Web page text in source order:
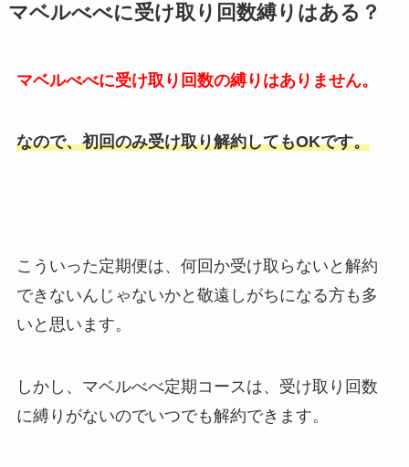
マベルべべに受け取り回数縛りはある？
マベルべべに受け取り回数の縛りはありません。
なので、初回のみ受け取り解約してもOKです。
こういった定期便は、何回か受け取らないと解約
できないんじゃないかと敬遠しがちになる方も多
いと思います。
しかし、マベルべべ定期コースは、受け取り回数
に縛りがないのでいつでも解約できます。